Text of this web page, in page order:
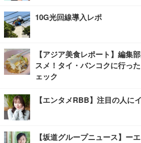
10G光回線導入レポ
【アジア美食レポート】編集
スメ！タイ・バンコクに行っ
ェック
【エンタメRBB】注目の人に
【坂道グループニュース】ー